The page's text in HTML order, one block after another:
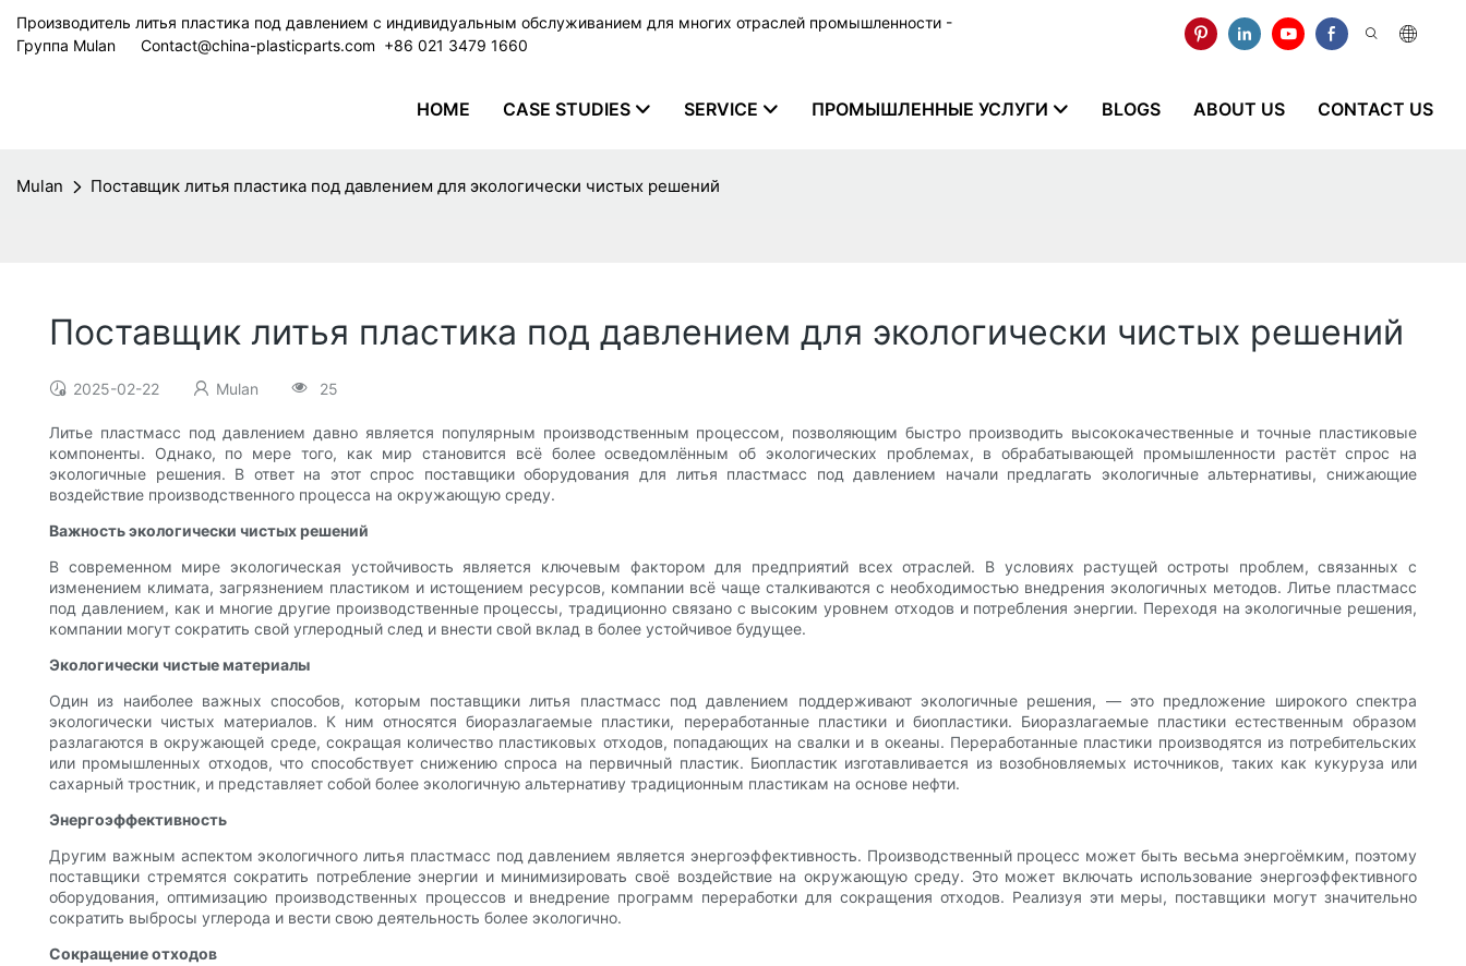
Производитель литья пластика под давлением с индивидуальным обслуживанием для многих отраслей промышленности -
Группа Mulan
Contact@china-plasticparts.com ​​​​​​​ +86 021 3479 1660
HOME CASE STUDIES SERVICE ПРОМЫШЛЕННЫЕ УСЛУГИ BLOGS ABOUT US CONTACT US
Mulan Поставщик литья пластика под давлением для экологически чистых решений
Поставщик литья пластика под давлением для экологически чистых решений
2025-02-22 Mulan 25
Литье пластмасс под давлением давно является популярным производственным процессом, позволяющим быстро производить высококачественные и точные пластиковые
компоненты. Однако, по мере того, как мир становится всё более осведомлённым об экологических проблемах, в обрабатывающей промышленности растёт спрос на
экологичные решения. В ответ на этот спрос поставщики оборудования для литья пластмасс под давлением начали предлагать экологичные альтернативы, снижающие
воздействие производственного процесса на окружающую среду.
Важность экологически чистых решений
В современном мире экологическая устойчивость является ключевым фактором для предприятий всех отраслей. В условиях растущей остроты проблем, связанных с
изменением климата, загрязнением пластиком и истощением ресурсов, компании всё чаще сталкиваются с необходимостью внедрения экологичных методов. Литье пластмасс
под давлением, как и многие другие производственные процессы, традиционно связано с высоким уровнем отходов и потребления энергии. Переходя на экологичные решения,
компании могут сократить свой углеродный след и внести свой вклад в более устойчивое будущее.
Экологически чистые материалы
Один из наиболее важных способов, которым поставщики литья пластмасс под давлением поддерживают экологичные решения, — это предложение широкого спектра
экологически чистых материалов. К ним относятся биоразлагаемые пластики, переработанные пластики и биопластики. Биоразлагаемые пластики естественным образом
разлагаются в окружающей среде, сокращая количество пластиковых отходов, попадающих на свалки и в океаны. Переработанные пластики производятся из потребительских
или промышленных отходов, что способствует снижению спроса на первичный пластик. Биопластик изготавливается из возобновляемых источников, таких как кукуруза или
сахарный тростник, и представляет собой более экологичную альтернативу традиционным пластикам на основе нефти.
Энергоэффективность
Другим важным аспектом экологичного литья пластмасс под давлением является энергоэффективность. Производственный процесс может быть весьма энергоёмким, поэтому
поставщики стремятся сократить потребление энергии и минимизировать своё воздействие на окружающую среду. Это может включать использование энергоэффективного
оборудования, оптимизацию производственных процессов и внедрение программ переработки для сокращения отходов. Реализуя эти меры, поставщики могут значительно
сократить выбросы углерода и вести свою деятельность более экологично.
Сокращение отходов